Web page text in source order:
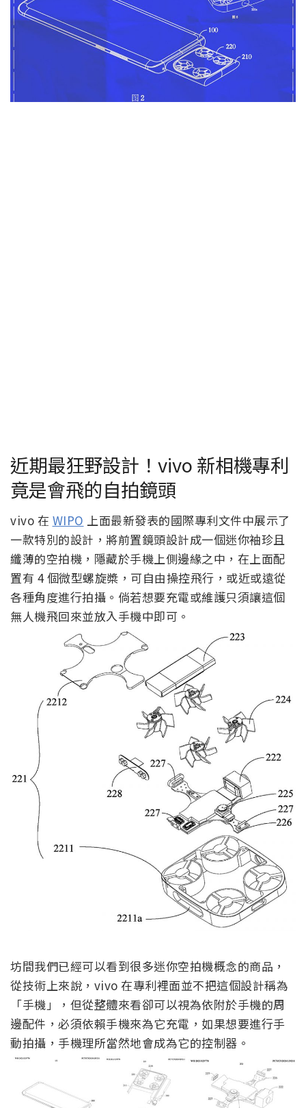
近期最狂野設計！vivo 新相機專利
竟是會飛的自拍鏡頭
vivo 在 WIPO 上面最新發表的國際專利文件中展示了
一款特別的設計，將前置鏡頭設計成一個迷你袖珍且
纖薄的空拍機，隱藏於手機上側邊緣之中，在上面配
置有 4 個微型螺旋槳，可自由操控飛行，或近或遠從
各種角度進行拍攝。倘若想要充電或維護只須讓這個
無人機飛回來並放入手機中即可。
坊間我們已經可以看到很多迷你空拍機概念的商品，
從技術上來說，vivo 在專利裡面並不把這個設計稱為
「手機」，但從整體來看卻可以視為依附於手機的周
邊配件，必須依賴手機來為它充電，如果想要進行手
動拍攝，手機理所當然地會成為它的控制器。